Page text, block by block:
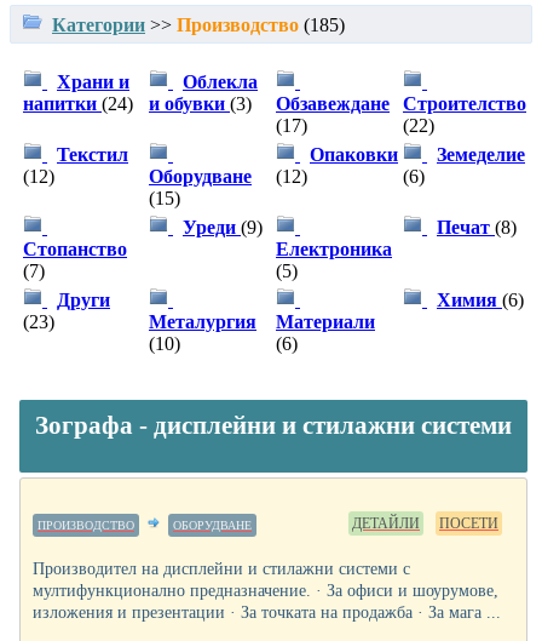
Категории >> Производство (185)
Храни и
напитки (24)
Облекла
и обувки (3)
Обзавеждане
(17)
Строителство
(22)
Текстил
(12)
Оборудване
(15)
Опаковки
(12)
Земеделие
(6)
Стопанство
(7)
Уреди (9)
Електроника
(5)
Печат (8)
Други
(23)
Металургия
(10)
Материали
(6)
Химия (6)
Зографа - дисплейни и стилажни системи
ПРОИЗВОДСТВО ОБОРУДВАНЕ ПОСЕТИ
ДЕТАЙЛИ
Производител на дисплейни и стилажни системи с
мултифункционално предназначение. · За офиси и шоурумове,
изложения и презентации · За точката на продажба · За мага ...